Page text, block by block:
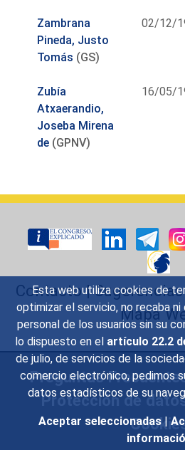
Esta web utiliza cookies de
optimizar el servicio, no recaba
personal de los usuarios sin su
lo dispuesto en el artículo 22.2
de julio, de servicios de la
comercio electrónico, pedimos
datos estadísticos de su
Aceptar seleccionadas |
Zambrana
Pineda, Justo
Tomás (GS)
02/12/
Zubía
Atxaerandio,
Joseba Mirena
de (GPNV)
16/05/
Contacto|Sugerencias
Mapa
Preguntas
Protección de